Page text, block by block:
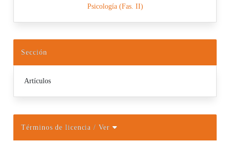
Psicología (Fas. II)
Sección
Artículos
Términos de licencia/ Ver